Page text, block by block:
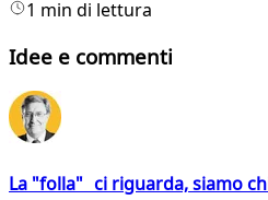
1 min di lettura
Idee e commenti
La "folla" ci riguarda, siamo